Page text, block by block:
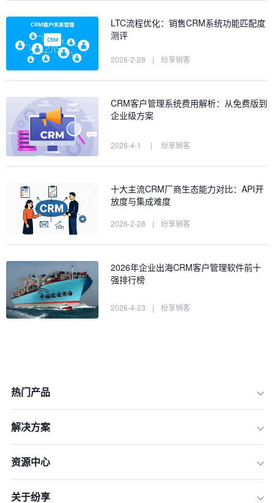
一、制定明确的销售策略
LTC流程优化：销售CRM系统功能匹配度
测评
2026-2-28 | 纷享销客
CRM客户管理系统费用解析：从免费版到
企业级方案
2026-4-1 | 纷享销客
十大主流CRM厂商生态能力对比：API开
放度与集成难度
2026-2-28 | 纷享销客
2026年企业出海CRM客户管理软件前十
强排行榜
2026-4-23 | 纷享销客
热门产品
解决方案
资源中心
关于纷享